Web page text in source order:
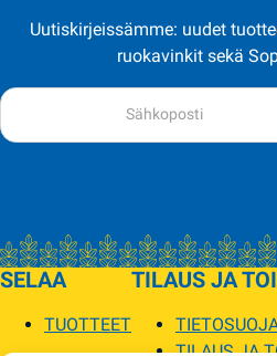
Uutiskirjeissämme: uudet
ruokavinkit sekä
SELAA
TUOTTEET
TILAUS JA
TILAUS JA